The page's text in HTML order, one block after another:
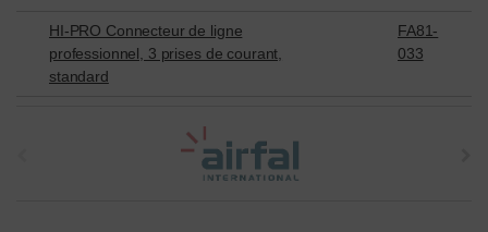
HI-PRO Connecteur de ligne
professionnel, 3 prises de courant,
standard
FA81-
033